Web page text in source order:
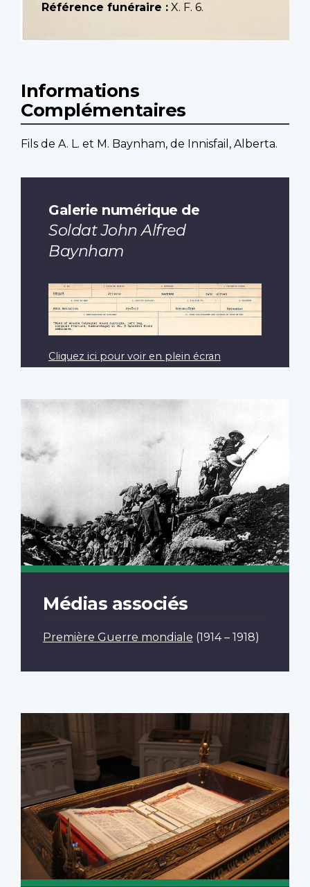
Référence funéraire : X. F. 6.
Informations
Complémentaires
Fils de A. L. et M. Baynham, de Innisfail, Alberta.
Galerie numérique de
Soldat John Alfred
Baynham
Cliquez ici pour voir en plein écran
Médias associés
Première Guerre mondiale (1914 – 1918)